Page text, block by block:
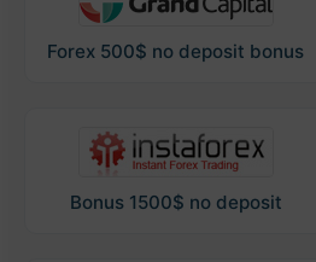
Forex 500$ no deposit bonus
Bonus 1500$ no deposit